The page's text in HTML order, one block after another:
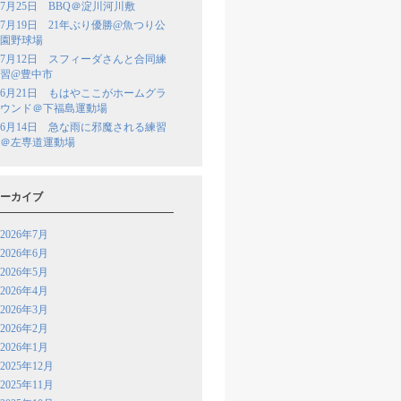
7月25日 BBQ＠淀川河川敷
7月19日 21年ぶり優勝@魚つり公
園野球場
7月12日 スフィーダさんと合同練
習@豊中市
6月21日 もはやここがホームグラ
ウンド＠下福島運動場
6月14日 急な雨に邪魔される練習
＠左専道運動場
カイブ
2026年7月
2026年6月
2026年5月
2026年4月
2026年3月
2026年2月
2026年1月
2025年12月
2025年11月